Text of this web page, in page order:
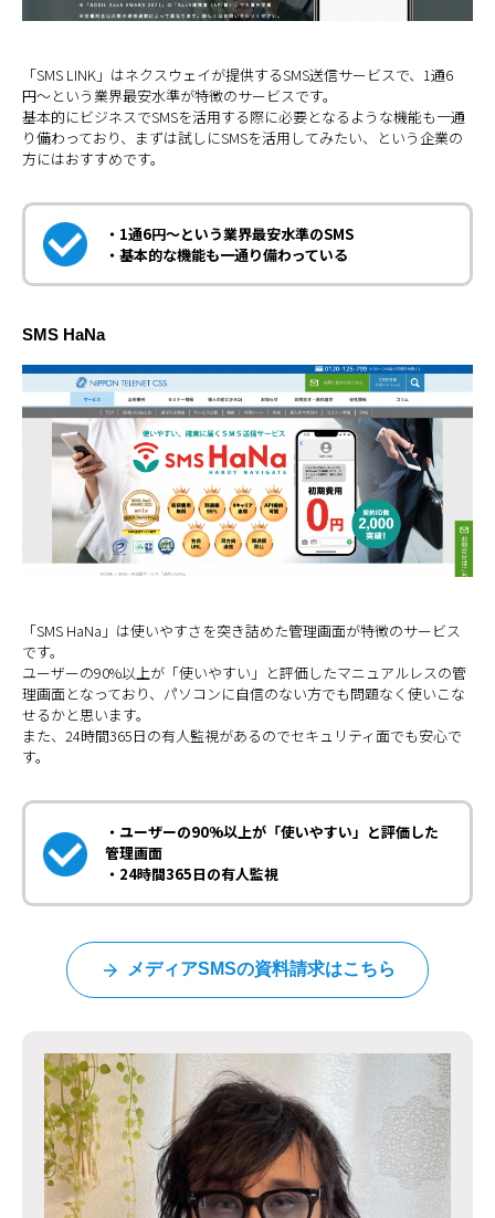
「SMS LINK」はネクスウェイが提供するSMS送信サービスで、1通6
円〜という業界最安水準が特徴のサービスです。
基本的にビジネスでSMSを活用する際に必要となるような機能も一通
り備わっており、まずは試しにSMSを活用してみたい、という企業の
方にはおすすめです。
・1通6円〜という業界最安水準のSMS
・基本的な機能も一通り備わっている
SMS HaNa
「SMS HaNa」は使いやすさを突き詰めた管理画面が特徴のサービス
です。
ユーザーの90%以上が「使いやすい」と評価したマニュアルレスの管
理画面となっており、パソコンに自信のない方でも問題なく使いこな
せるかと思います。
また、24時間365日の有人監視があるのでセキュリティ面でも安心で
す。
・ユーザーの90%以上が「使いやすい」と評価した
管理画面
・24時間365日の有人監視
メディアSMSの資料請求はこちら